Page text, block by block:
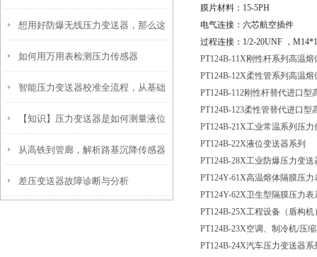
想用好防爆无线压力变送器，那么这
些特点是你必须要掌握的
如何用万用表检测压力传感器
智能压力变送器校准全流程，从基础
操作到精准调优
【知识】压力变送器是如何测量液位
的？
从高铁到管廊，解析路基沉降传感器
的全域应用
差压变送器故障诊断与分析
膜片材料： 15-5PH
电气连接：六芯航空插件
过程连接： 1/2-20UNF ，
PT124B-11X刚性杆系列高温
PT124B-12X柔性管系列高温
PT124B-112刚性杆替代进口型
PT124B-123柔性管替代进口型
PT124B-21X工业常温系列压力
PT124B-22X液位变送器系列
PT124B-28X工业防爆压力变送
PT124Y-61X高温熔体隔膜压
PT124Y-62X卫生型隔膜压力表
PT124B-25X工程设备（盾构
PT124B-23X空调、制冷机/压
PT124B-24X汽车压力变送器系